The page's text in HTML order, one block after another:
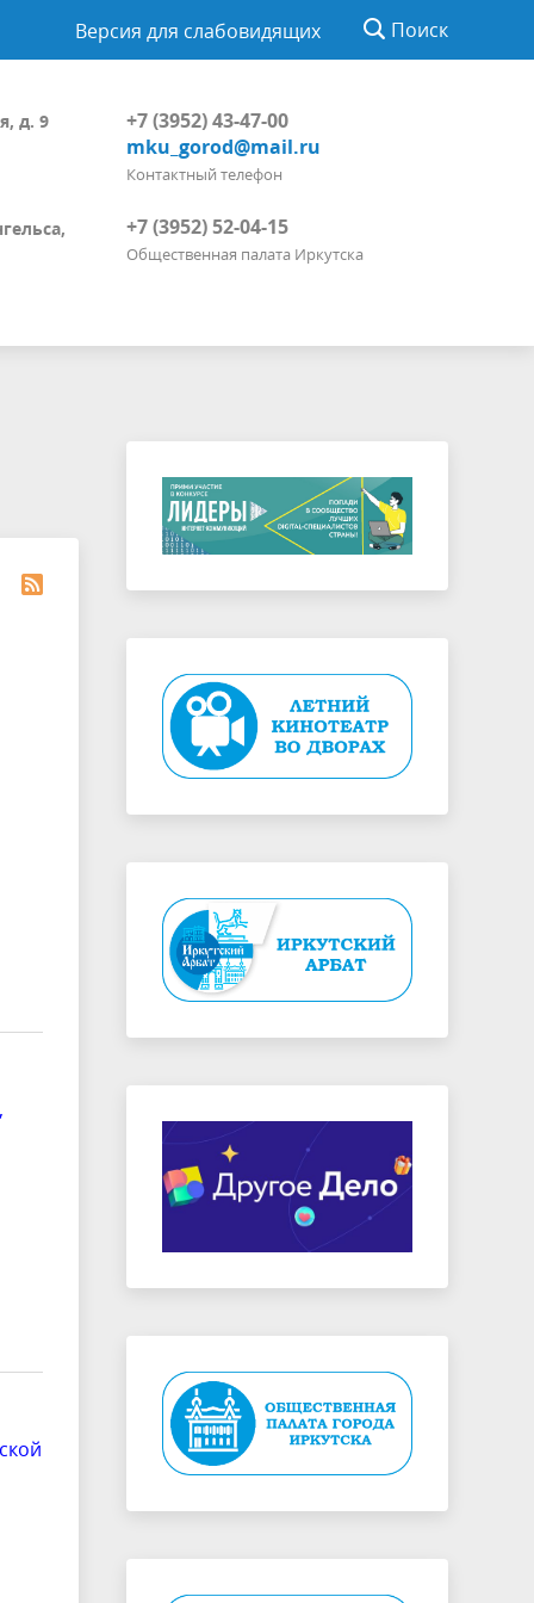
Версия для слабовидящих Поиск
д. 9
+7 (3952) 43-47-00
mku_gorod@mail.ru
Контактный телефон
+7 (3952) 52-04-15
Общественная палата Иркутска